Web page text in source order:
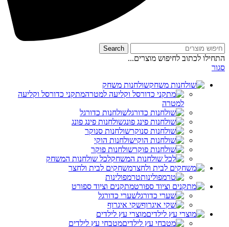
Search
התחילו לכתוב לחיפוש מוצרים...
סגור
שולחנות משחק
מתקני כדורסל וקליעה
למטרה
שולחנות כדורגל
שולחנות פינג פונג
שולחנות סנוקר
שולחנות הוקי
שולחנות פוקר
לכל שולחנות המשחק
משחקים לבית ולחצר
טרמפולינות
מתקנים וציוד ספורט
שערי כדורגל
שקי איגרוף
מוצרי עץ לילדים
מטבחי עץ לילדים